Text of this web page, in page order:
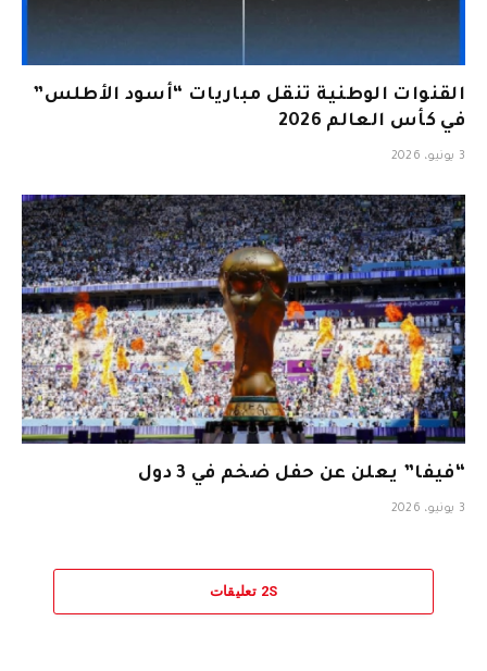
القنوات الوطنية تنقل مباريات “أسود الأطلس”
في كأس العالم 2026
3 يونيو، 2026
“فيفا” يعلن عن حفل ضخم في 3 دول
3 يونيو، 2026
2S تعليقات